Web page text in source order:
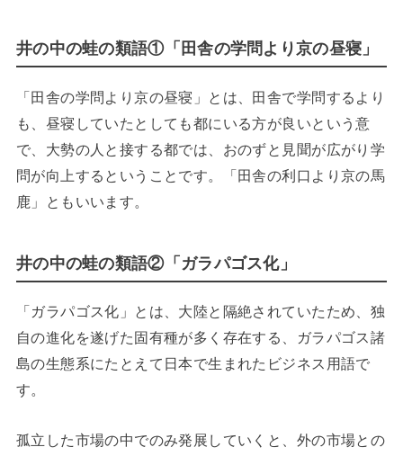
井の中の蛙の類語①「田舎の学問より京の昼寝」
「田舎の学問より京の昼寝」とは、田舎で学問するより
も、昼寝していたとしても都にいる方が良いという意
で、大勢の人と接する都では、おのずと見聞が広がり学
問が向上するということです。「田舎の利口より京の馬
鹿」ともいいます。
井の中の蛙の類語②「ガラパゴス化」
「ガラパゴス化」とは、大陸と隔絶されていたため、独
自の進化を遂げた固有種が多く存在する、ガラパゴス諸
島の生態系にたとえて日本で生まれたビジネス用語で
す。
孤立した市場の中でのみ発展していくと、外の市場との